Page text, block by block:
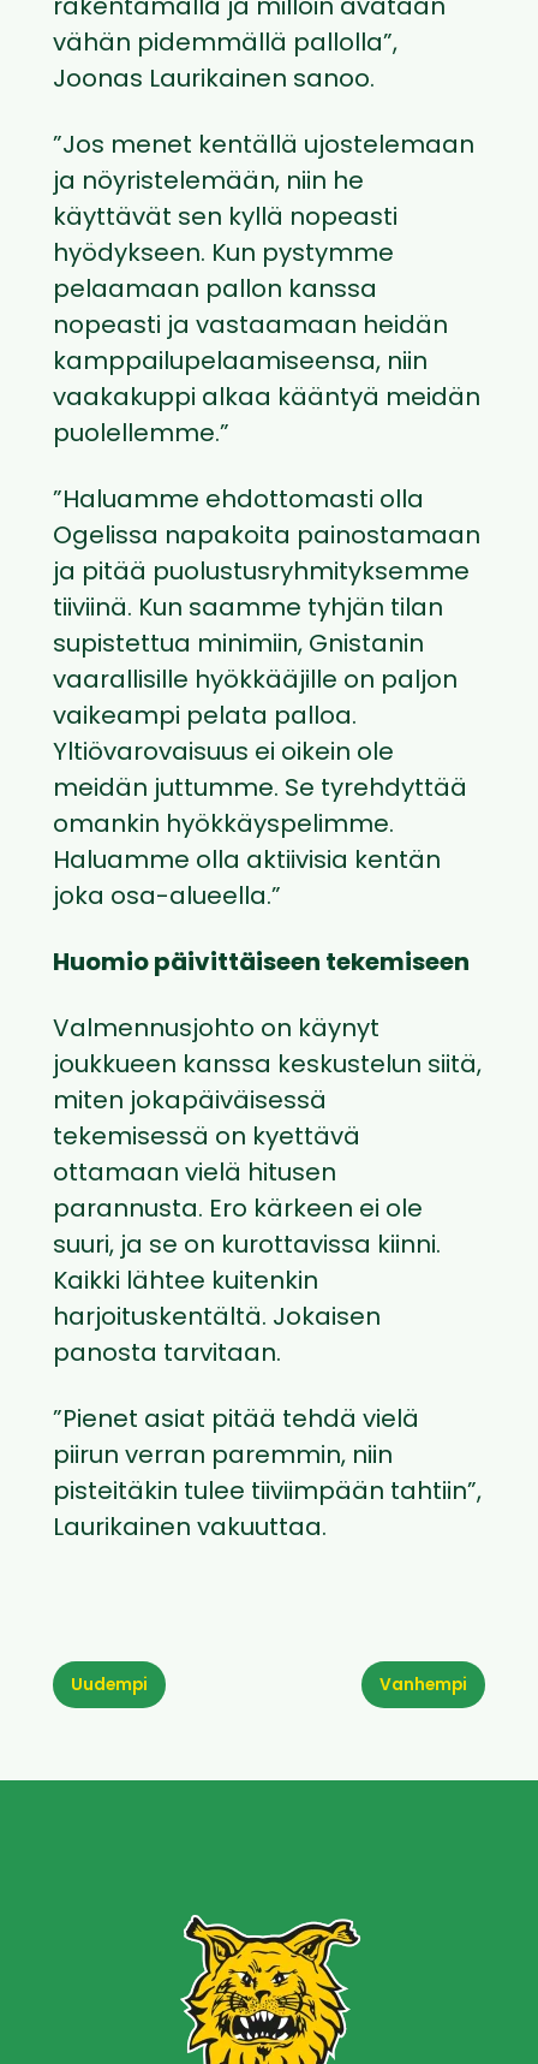
rakentamalla ja milloin avataan
vähän pidemmällä pallolla”,
Joonas Laurikainen sanoo.
”Jos menet kentällä ujostelemaan
ja nöyristelemään, niin he
käyttävät sen kyllä nopeasti
hyödykseen. Kun pystymme
pelaamaan pallon kanssa
nopeasti ja vastaamaan heidän
kamppailupelaamiseensa, niin
vaakakuppi alkaa kääntyä meidän
puolellemme.”
”Haluamme ehdottomasti olla
Ogelissa napakoita painostamaan
ja pitää puolustusryhmityksemme
tiiviinä. Kun saamme tyhjän tilan
supistettua minimiin, Gnistanin
vaarallisille hyökkääjille on paljon
vaikeampi pelata palloa.
Yltiövarovaisuus ei oikein ole
meidän juttumme. Se tyrehdyttää
omankin hyökkäyspelimme.
Haluamme olla aktiivisia kentän
joka osa-alueella.”
Huomio päivittäiseen tekemiseen
Valmennusjohto on käynyt
joukkueen kanssa keskustelun siitä,
miten jokapäiväisessä
tekemisessä on kyettävä
ottamaan vielä hitusen
parannusta. Ero kärkeen ei ole
suuri, ja se on kurottavissa kiinni.
Kaikki lähtee kuitenkin
harjoituskentältä. Jokaisen
panosta tarvitaan.
”Pienet asiat pitää tehdä vielä
piirun verran paremmin, niin
pisteitäkin tulee tiiviimpään tahtiin”,
Laurikainen vakuuttaa.
Vanhempi
Uudempi